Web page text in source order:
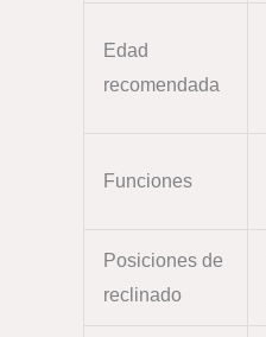
Edad
recomendada
Funciones
Posiciones de
reclinado